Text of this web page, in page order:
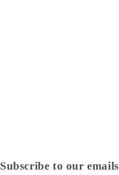
Subscribe to our emails